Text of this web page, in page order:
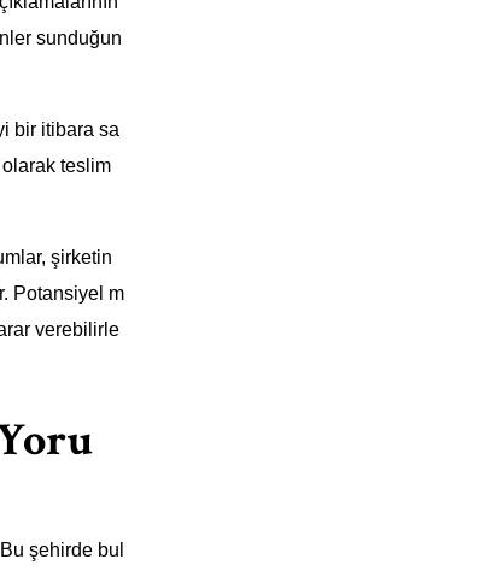
sunduğun
bir itibara sa
teslim
şirketin
Potansiyel m
verebilirle
şehirde bul